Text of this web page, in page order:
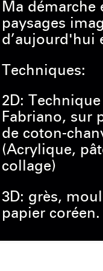
Ma démarche
paysages
d’aujourd'hui
Techniques:
2D:
Fabriano, sur
de coton-
(Acrylique,
collage)
3D: grès,
papier coréen.